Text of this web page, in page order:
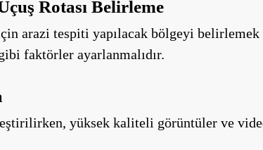
Rotası Belirleme
arazi tespiti yapılacak bölgeyi belirlemek
faktörler ayarlanmalıdır.
yüksek kaliteli görüntüler ve